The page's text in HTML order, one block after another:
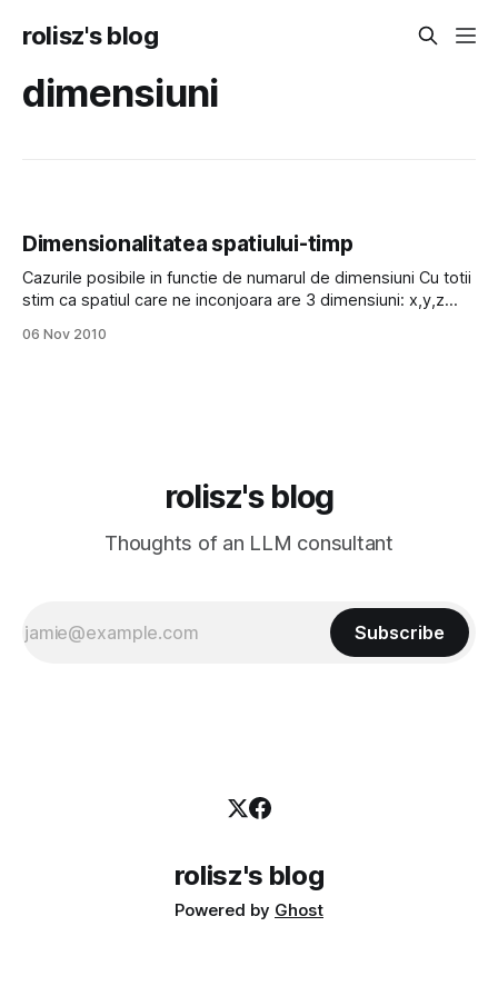
rolisz's blog
dimensiuni
Dimensionalitatea spatiului-timp
Cazurile posibile in functie de numarul de dimensiuni Cu totii
stim ca spatiul care ne inconjoara are 3 dimensiuni: x,y,z
reviste stiintifice stiu ca si timpul formeaza o dimensiune si
06 Nov 2010
rolisz's blog
Thoughts of an LLM consultant
Subscribe
rolisz's blog
Powered by Ghost